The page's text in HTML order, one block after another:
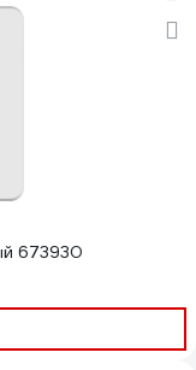
673930